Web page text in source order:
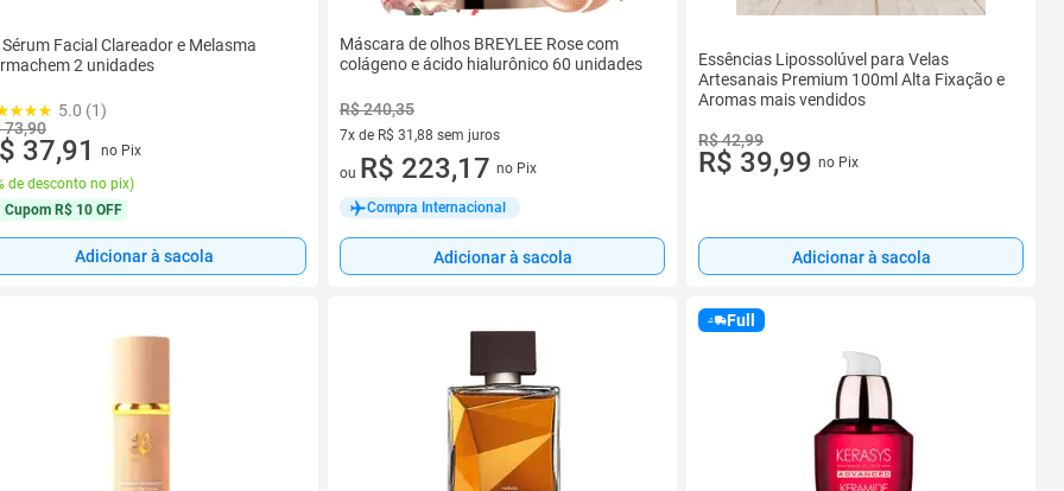
Sérum Facial Clareador e Melasma
2 unidades
5.0 (1)
73,90
37,91
no Pix
de desconto no pix)
Cupom R$ 10 OFF
Adicionar à sacola
Máscara de olhos BREYLEE Rose com
colágeno e ácido hialurônico 60 unidades
R$ 240,35
7x de R$ 31,88 sem juros
7 vez de R$ 31,88 sem juros
ou R$ 223,17 no Pix
Compra Internacional
Adicionar à sacola
Essências Lipossolúvel para Velas
Artesanais Premium 100ml Alta Fixação e
Aromas mais vendidos
R$ 42,99
R$ 39,99 no Pix
Adicionar à sacola
Full